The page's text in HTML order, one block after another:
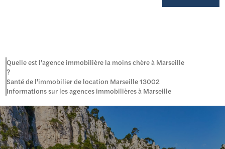
Quelle est l'agence immobilière la moins chère à Marseille
?
Santé de l'immobilier de location Marseille 13002
Informations sur les agences immobilières à Marseille